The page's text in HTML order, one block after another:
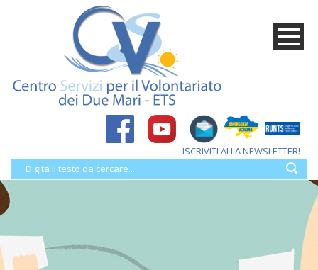
ISCRIVITI ALLA NEWSLETTER!